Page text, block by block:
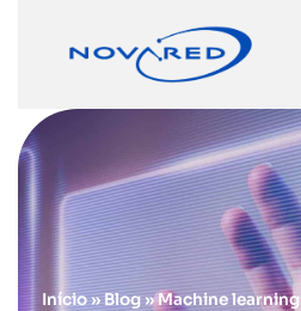
Início»Blog »Machine